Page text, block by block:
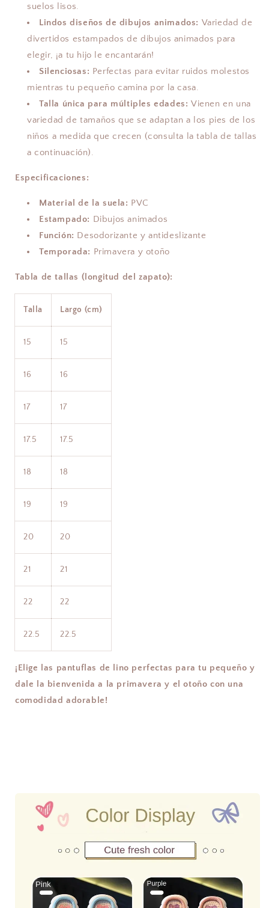
suelos lisos.
Lindos diseños de dibujos animados: Variedad de
divertidos estampados de dibujos animados para
elegir, ¡a tu hijo le encantarán!
Silenciosas: Perfectas para evitar ruidos molestos
mientras tu pequeño camina por la casa.
Talla única para múltiples edades: Vienen en una
variedad de tamaños que se adaptan a los pies de los
niños a medida que crecen (consulta la tabla de tallas
a continuación).
Especificaciones:
Material de la suela: PVC
Estampado: Dibujos animados
Función: Desodorizante y antideslizante
Temporada: Primavera y otoño
Tabla de tallas (longitud del zapato):
Talla Largo (cm)
15 15
16 16
17 17
17.5 17.5
18 18
19 19
20 20
21 21
22 22
22.5 22.5
¡Elige las pantuflas de lino perfectas para tu pequeño y
dale la bienvenida a la primavera y el otoño con una
comodidad adorable!